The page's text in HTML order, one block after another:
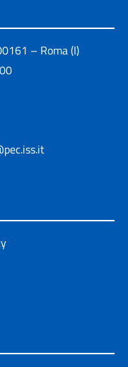
– Roma (I)